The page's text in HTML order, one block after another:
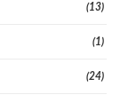
(13)
(1)
(24)